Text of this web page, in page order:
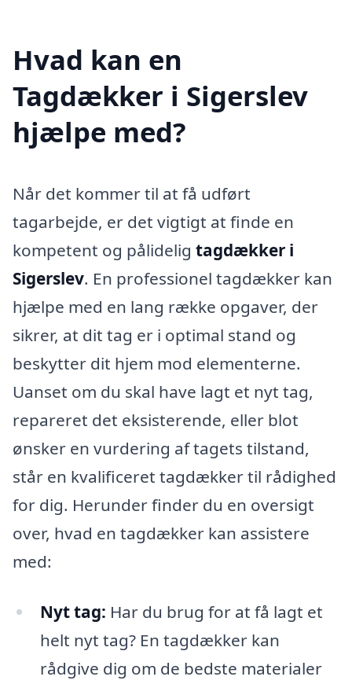
Hvad kan en
Tagdækker i Sigerslev
hjælpe med?
Når det kommer til at få udført
tagarbejde, er det vigtigt at finde en
kompetent og pålidelig tagdækker i
Sigerslev. En professionel tagdækker kan
hjælpe med en lang række opgaver, der
sikrer, at dit tag er i optimal stand og
beskytter dit hjem mod elementerne.
Uanset om du skal have lagt et nyt tag,
repareret det eksisterende, eller blot
ønsker en vurdering af tagets tilstand,
står en kvalificeret tagdækker til rådighed
for dig. Herunder finder du en oversigt
over, hvad en tagdækker kan assistere
med:
Nyt tag: Har du brug for at få lagt et
helt nyt tag? En tagdækker kan
rådgive dig om de bedste materialer